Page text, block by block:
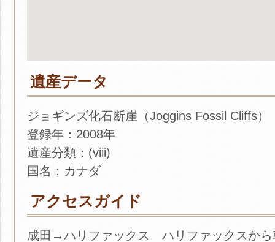
遺産データ
ジョギンズ化石断崖（Joggins Fossil Cliffs）
登録年：2008年
遺産分類：(viii)
国名：カナダ
アクセスガイド
成田→ハリファックス ハリファックスから